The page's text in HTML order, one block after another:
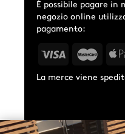
È possibile pagare in
negozio online
pagamento:
La merce viene